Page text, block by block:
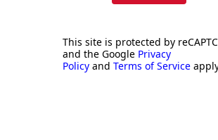
This site is protected by
and the Google Privacy
Policy and Terms of Service